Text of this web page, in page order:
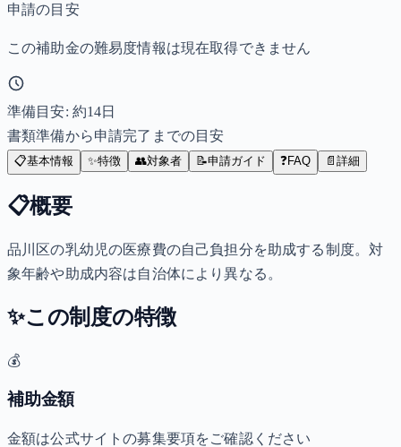
申請の目安
この補助金の難易度情報は現在取得できません
準備目安: 約14日
書類準備から申請完了までの目安
📋基本情報 ✨特徴 👥対象者 📝申請ガイド ❓FAQ 📄 詳細
📋概要
品川区の乳幼児の医療費の自己負担分を助成する制度。対
象年齢や助成内容は自治体により異なる。
✨この制度の特徴
💰
補助金額
金額は公式サイトの募集要項をご確認ください